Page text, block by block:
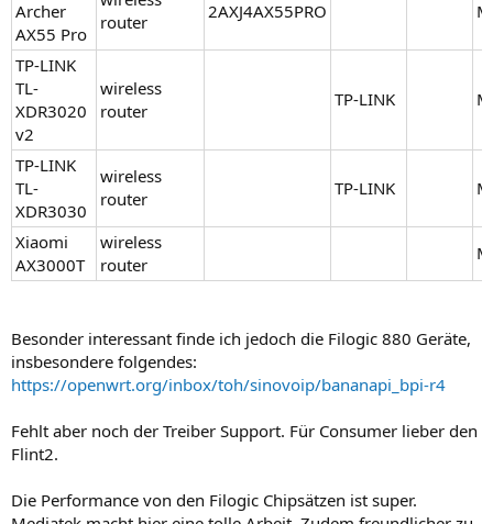
Archer
AX55 Pro
router
2AXJ4AX55PRO
TP-LINK
TL-
XDR3020
v2
wireless
router
TP-LINK
TP-LINK
TL-
XDR3030
wireless
router
TP-LINK
Xiaomi
AX3000T
wireless
router
Besonder interessant finde ich jedoch die Filogic 880 Geräte,
insbesondere folgendes:
https://openwrt.org/inbox/toh/sinovoip/bananapi_bpi-r4
Fehlt aber noch der Treiber Support. Für Consumer lieber den
Flint2.
Die Performance von den Filogic Chipsätzen ist super.